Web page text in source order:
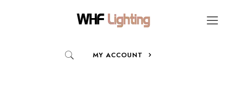
MY ACCOUNT